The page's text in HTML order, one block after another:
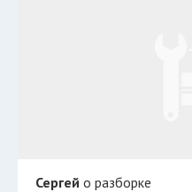
Сергей о разборке